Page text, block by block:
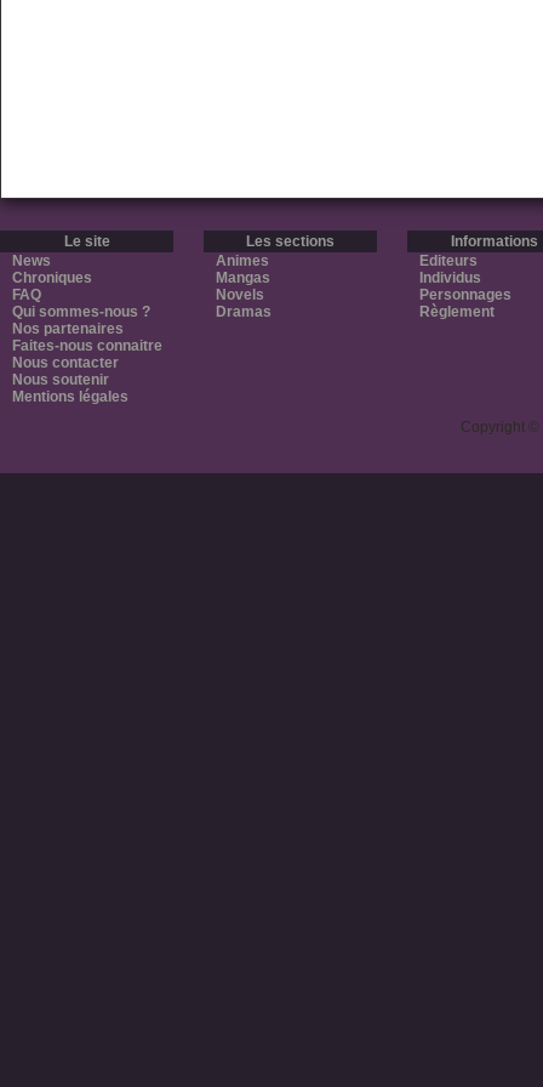
Le site
News
Chroniques
FAQ
Qui sommes-nous ?
Nos partenaires
Faites-nous connaitre
Nous contacter
Nous soutenir
Mentions légales
Les sections
Animes
Mangas
Novels
Dramas
Informations
Editeurs
Individus
Personnages
Règlement
Copyright ©